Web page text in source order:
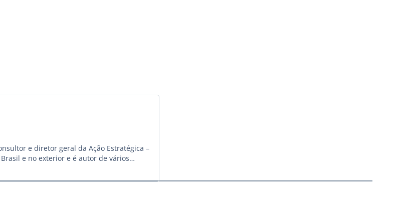
e diretor geral da Ação Estratégica –
e no exterior e é autor de vários
com ações de marketing e comunicação.